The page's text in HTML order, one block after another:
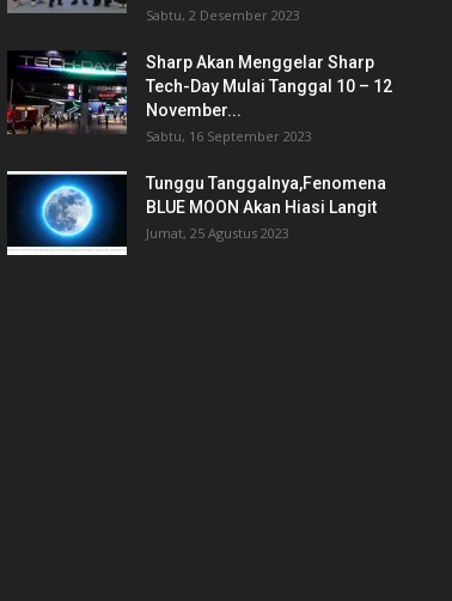
Sabtu, 2 Desember 2023
Sharp Akan Menggelar Sharp
Tech-Day Mulai Tanggal 10 – 12
November...
Sabtu, 16 September 2023
Tunggu Tanggalnya,Fenomena
BLUE MOON Akan Hiasi Langit
Jumat, 25 Agustus 2023